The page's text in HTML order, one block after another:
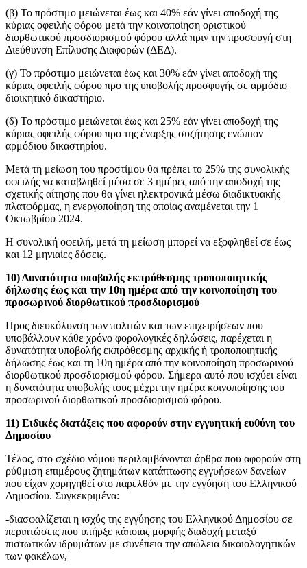
(β) Το πρόστιμο μειώνεται έως και 40% εάν γίνει αποδοχή της
κύριας οφειλής φόρου μετά την κοινοποίηση οριστικού
διορθωτικού προσδιορισμού φόρου αλλά πριν την προσφυγή στη
Διεύθυνση Επίλυσης Διαφορών (ΔΕΔ).
(γ) Το πρόστιμο μειώνεται έως και 30% εάν γίνει αποδοχή της
κύριας οφειλής φόρου προ της υποβολής προσφυγής σε αρμόδιο
διοικητικό δικαστήριο.
(δ) Το πρόστιμο μειώνεται έως και 25% εάν γίνει αποδοχή της
κύριας οφειλής φόρου προ της έναρξης συζήτησης ενώπιον
αρμόδιου δικαστηρίου.
Μετά τη μείωση του προστίμου θα πρέπει το 25% της συνολικής
οφειλής να καταβληθεί μέσα σε 3 ημέρες από την αποδοχή της
σχετικής αίτησης που θα γίνει ηλεκτρονικά μέσω διαδικτυακής
πλατφόρμας, η ενεργοποίηση της οποίας αναμένεται την 1
Οκτωβρίου 2024.
Η συνολική οφειλή, μετά τη μείωση μπορεί να εξοφληθεί σε έως
και 12 μηνιαίες δόσεις.
10) Δυνατότητα υποβολής εκπρόθεσμης τροποποιητικής
δήλωσης έως και την 10η ημέρα από την κοινοποίηση του
προσωρινού διορθωτικού προσδιορισμού
Προς διευκόλυνση των πολιτών και των επιχειρήσεων που
υποβάλλουν κάθε χρόνο φορολογικές δηλώσεις, παρέχεται η
δυνατότητα υποβολής εκπρόθεσμης αρχικής ή τροποποιητικής
δήλωσης έως και τη 10η ημέρα από την κοινοποίηση προσωρινού
διορθωτικού προσδιορισμού φόρου. Σήμερα αυτό που ισχύει είναι
η δυνατότητα υποβολής τους μέχρι την ημέρα κοινοποίησης του
προσωρινού διορθωτικού προσδιορισμού φόρου.
11) Ειδικές διατάξεις που αφορούν στην εγγυητική ευθύνη του
Δημοσίου
Τέλος, στο σχέδιο νόμου περιλαμβάνονται άρθρα που αφορούν στη
ρύθμιση επιμέρους ζητημάτων κατάπτωσης εγγυήσεων δανείων
που είχαν χορηγηθεί στο παρελθόν με την εγγύηση του Ελληνικού
Δημοσίου. Συγκεκριμένα:
-διασφαλίζεται η ισχύς της εγγύησης του Ελληνικού Δημοσίου σε
περιπτώσεις που υπήρξε κάποιας μορφής διαδοχή μεταξύ
πιστωτικών ιδρυμάτων με συνέπεια την απώλεια δικαιολογητικών
των φακέλων,